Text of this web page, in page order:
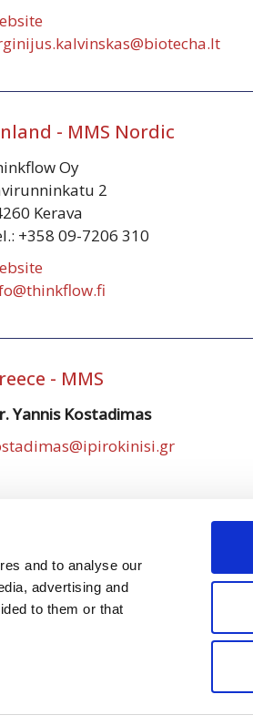
and to analyse our
advertising and
to them or that
- MMS Nordic
Oy
2
Kerava
+358 09-7206 310
- MMS
Yannis Kostadimas